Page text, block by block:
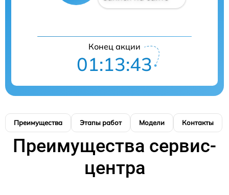
Конец акции
01:13:42
Преимущества Этапы работ Модели Контакты
Преимущества сервис-
центра